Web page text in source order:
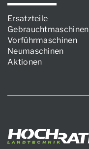
Ersatzteile
Gebrauchtmaschinen
Vorführmaschinen
Neumaschinen
Aktionen